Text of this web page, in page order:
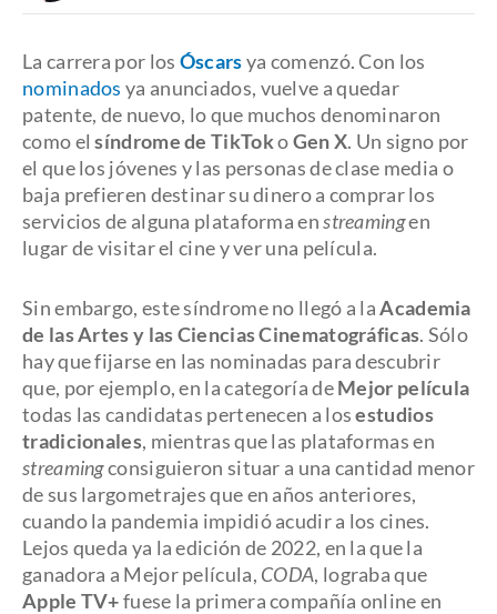
La carrera por los Óscarsya comenzó. Con los
nominados ya anunciados, vuelve a quedar
patente, de nuevo, lo que muchos denominaron
como el síndrome de TikTokoGen X. Un signo por
el que los jóvenes y las personas de clase media o
baja prefieren destinar su dinero a comprar los
servicios de alguna plataforma enstreamingen
lugar de visitar el cine y ver una película.
Sin embargo, este síndrome no llegó a laAcademia
de las Artes y las Ciencias Cinematográficas. Sólo
hay que fijarse en las nominadas para descubrir
que, por ejemplo, en la categoría deMejor película
todas las candidatas pertenecen a losestudios
tradicionales, mientras que las plataformas en
streamingconsiguieron situar a una cantidad menor
de sus largometrajes que en años anteriores,
cuando la pandemia impidió acudir a los cines.
Lejos queda ya la edición de 2022, en la que la
ganadora a Mejor película, CODA, lograba que
Apple TV+fuese la primera compañía online en